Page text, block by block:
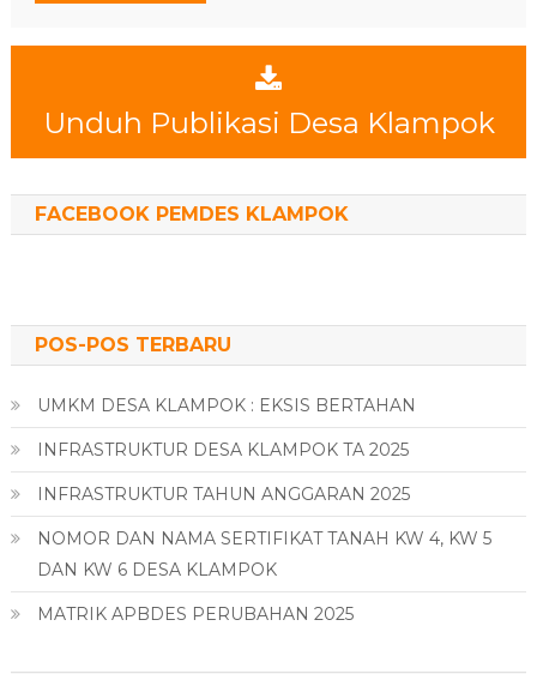
Unduh Publikasi Desa Klampok
FACEBOOK PEMDES KLAMPOK
POS-POS TERBARU
UMKM DESA KLAMPOK : EKSIS BERTAHAN
INFRASTRUKTUR DESA KLAMPOK TA 2025
INFRASTRUKTUR TAHUN ANGGARAN 2025
NOMOR DAN NAMA SERTIFIKAT TANAH KW 4, KW 5
DAN KW 6 DESA KLAMPOK
MATRIK APBDES PERUBAHAN 2025